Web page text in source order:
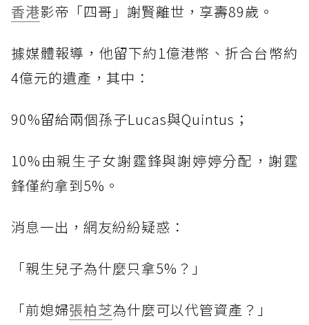
香港影帝「四哥」謝賢離世，享壽89歲。
據媒體報導，他留下約1億港幣、折合台幣約
4億元的遺產，其中：
90%留給兩個孫子Lucas與Quintus；
10%由親生子女謝霆鋒與謝婷婷分配，謝霆
鋒僅約拿到5%。
消息一出，網友紛紛疑惑：
「親生兒子為什麼只拿5%？」
「前媳婦張柏芝為什麼可以代管資產？」